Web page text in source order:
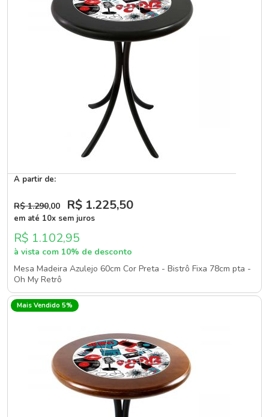
A partir de:
R$ 1.290,00 R$ 1.225,50
em até 10x sem juros
R$ 1.102,95
à vista com 10% de desconto
Mesa Madeira Azulejo 60cm Cor Preta - Bistrô Fixa 78cm pta -
Oh My Retrô
Mais Vendido 5%